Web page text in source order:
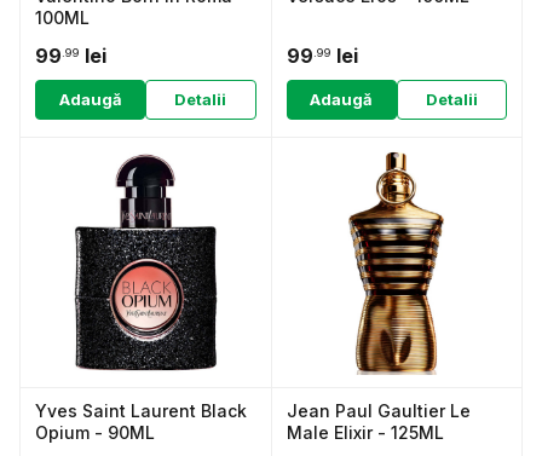
100ML
99 .99 lei
Adaugă Detalii
99 .99 lei
Adaugă Detalii
Yves Saint Laurent Black
Opium - 90ML
Jean Paul Gaultier Le
Male Elixir - 125ML